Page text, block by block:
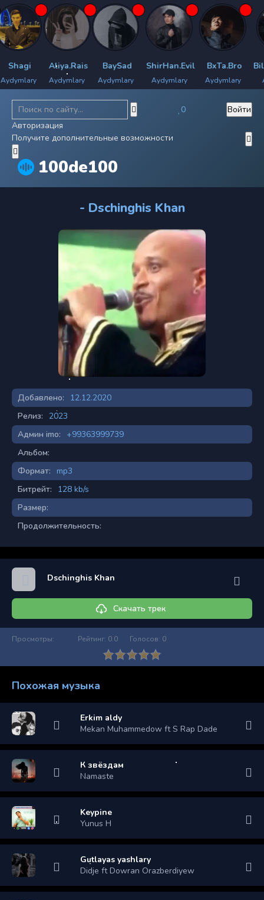
Aliya.Rais
Aydymlary
BaySad
Aydymlary
ShirHan.Evil
Aydymlary
BxTa.Bro
Aydymlary
100de100
0
Войти
Авторизация
Получите дополнительные возможности
- Dschinghis Khan
Добавлено:
12.12.2020
Релиз:
2023
Админ imo:
+99363999739
Альбом:
Формат:
mp3
Битрейт:
128 kb/s
Размер:
Продолжительность:
Dschinghis Khan
Скачать трек
Просмотры: Рейтинг: 0.0 Голосов: 0
Похожая музыка
Erkim aldy
Mekan Muhammedow ft S Rap Dade
К звёздам
Namaste
Keypine
Yunus H
Gutlayas yashlary
Didje ft Dowran Orazberdiyew